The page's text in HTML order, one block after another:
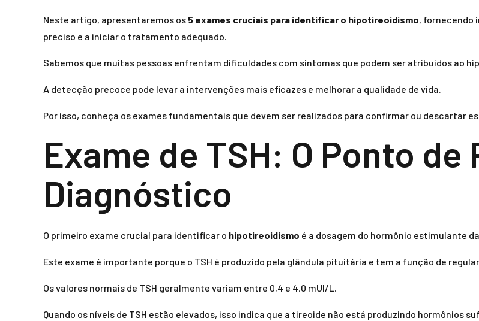
Neste artigo, apresentaremos os 5 exames cruciais para identificar o hipotireoidismo, fornecendo
preciso e a iniciar o tratamento adequado.
Sabemos que muitas pessoas enfrentam dificuldades com sintomas que podem ser atribuídos ao
A detecção precoce pode levar a intervenções mais eficazes e melhorar a qualidade de vida.
Por isso, conheça os exames fundamentais que devem ser realizados para confirmar ou descartar
Exame de TSH: O Ponto
Diagnóstico
O primeiro exame crucial para identificar o hipotireoidismo é a dosagem do hormônio estimulante
Este exame é importante porque o TSH é produzido pela glândula pituitária e tem a função de
Os valores normais de TSH geralmente variam entre 0,4 e 4,0 mUI/L.
Quando os níveis de TSH estão elevados, isso indica que a tireoide não está produzindo hormônios